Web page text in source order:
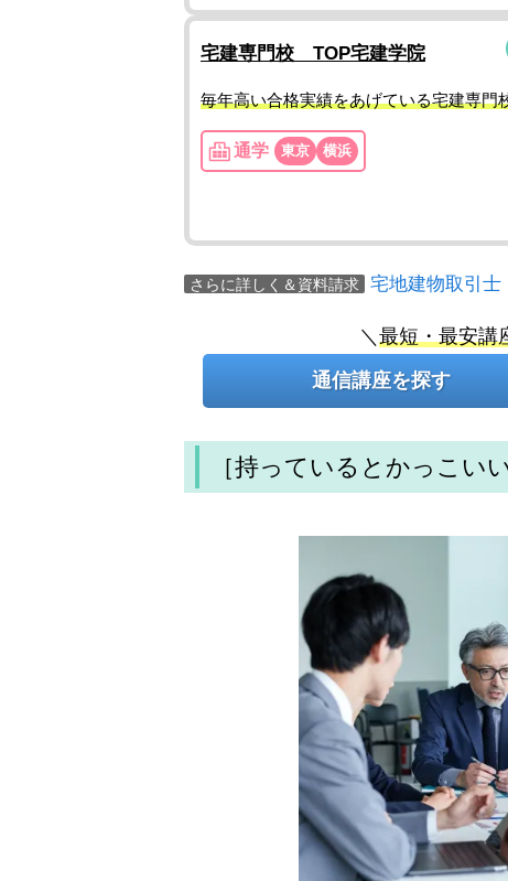
宅建専門校 TOP宅建学院
毎年高い合格実績をあげている宅建専門
通学 東京 横浜
さらに詳しく＆資料請求 宅地建物取引士
＼ 最短・最安講
通信講座を探す
［持っているとかっこい